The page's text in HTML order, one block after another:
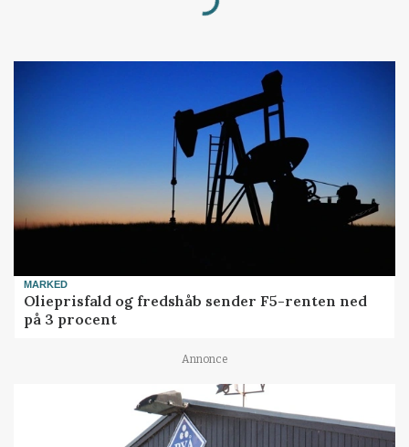
Loading...
MARKED
Olieprisfald og fredshåb sender F5-renten ned
på 3 procent
Annonce